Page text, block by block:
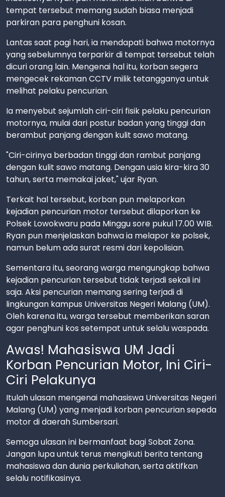
tempat tersebut memang sudah biasa menjadi
parkiran para penghuni kosan.
Lantas saat pagi hari, ia mendapati bahwa motornya
yang sebelumnya terparkir di tempat tersebut telah
dicuri orang lain. Mengenai hal itu, korban segera
mengecek rekaman CCTV milik tetangganya untuk
melihat pelaku pencurian.
Ia menyebut sejumlah ciri-ciri fisik pelaku pencurian
motornya, mulai dari postur badan yang tinggi dan
berambut panjang dengan kulit sawo matang.
"Ciri-cirinya berbadan tinggi dan rambut panjang
dengan kulit sawo matang. Dengan usia kira-kira 30
tahun, serta memakai jaket," ujar Ryan.
Terkait hal tersebut, korban pun melaporkan
kejadian pencurian motor tersebut dilaporkan ke
Polsek Lowokwaru pada Minggu sore pukul 17.00 WIB.
Ryan pun menjelaskan bahwa ia melapor ke polsek,
namun belum ada surat resmi dari kepolisian.
Sementara itu, seorang warga mengungkap bahwa
kejadian pencurian tersebut tidak terjadi sekali ini
saja. Aksi pencurian memang sering terjadi di
lingkungan kampus Universitas Negeri Malang (UM).
Oleh karena itu, warga tersebut memberikan saran
agar penghuni kos setempat untuk selalu waspada.
Awas! Mahasiswa UM Jadi
Korban Pencurian Motor, Ini Ciri-
Ciri Pelakunya
Itulah ulasan mengenai mahasiswa Universitas Negeri
Malang (UM) yang menjadi korban pencurian sepeda
motor di daerah Sumbersari.
Semoga ulasan ini bermanfaat bagi Sobat Zona.
Jangan lupa untuk terus mengikuti berita tentang
mahasiswa dan dunia perkuliahan, serta aktifkan
selalu notifikasinya.